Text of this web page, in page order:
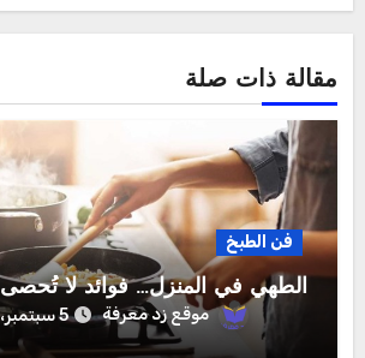
مقالة ذات صلة
فن الطبخ
الطّهي في المنزل… فوائد لا تُحصى
موقع زد معرفة 5 سبتمبر، 2023